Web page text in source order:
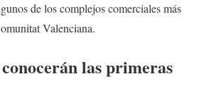
de los complejos comerciales más
Valenciana.
las primeras